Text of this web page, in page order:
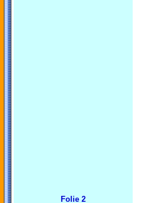
Folie 2